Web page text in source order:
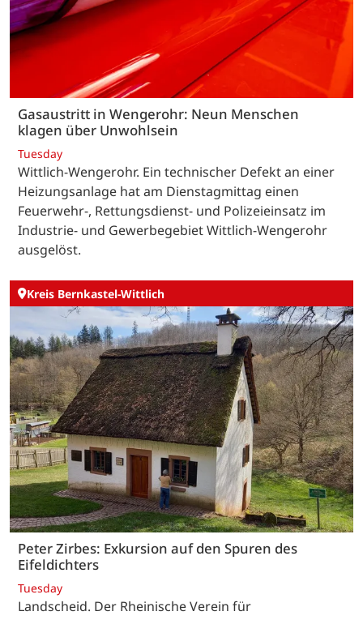
Gasaustritt in Wengerohr: Neun Menschen
klagen über Unwohlsein
Tuesday
Wittlich-Wengerohr. Ein technischer Defekt an einer
Heizungsanlage hat am Dienstagmittag einen
Feuerwehr-, Rettungsdienst- und Polizeieinsatz im
Industrie- und Gewerbegebiet Wittlich-Wengerohr
ausgelöst.
Kreis Bernkastel-Wittlich
Peter Zirbes: Exkursion auf den Spuren des
Eifeldichters
Tuesday
Landscheid. Der Rheinische Verein für